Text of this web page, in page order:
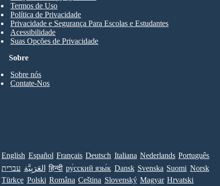
Sobre
Sobre nós
Contate-Nos
Termos de Uso
Política de Privacidade
Privacidade e Segurança Para Escolas e Estudantes
Acessibilidade
Suas Opções de Privacidade
English Español Français Deutsch Italiana Nederlands Português
עברית العَرَبِيَّة हिन्दी ру́сский язы́к Dansk Svenska Suomi Norsk
Türkçe Polski Româna Ceština Slovenský Magyar Hrvatski